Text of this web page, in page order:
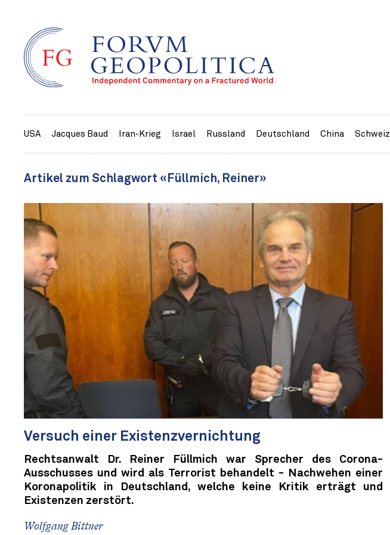
USA Jacques Baud Iran-Krieg Israel Russland Deutschland China Schweiz
Artikel zum Schlagwort «Füllmich, Reiner»
Versuch einer Existenzvernichtung
Rechtsanwalt Dr. Reiner Füllmich war Sprecher des Corona-
Ausschusses und wird als Terrorist behandelt - Nachwehen einer
Koronapolitik in Deutschland, welche keine Kritik erträgt und
Existenzen zerstört.
Wolfgang Bittner